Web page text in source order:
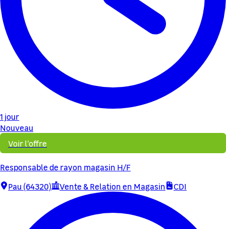
1 jour
Nouveau
Voir l'offre
Responsable de rayon magasin H/F
Pau (64320)
Vente & Relation en Magasin CDI